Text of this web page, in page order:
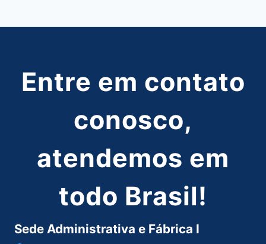
Entre em contato
conosco,
atendemos em
todo Brasil!
Sede Administrativa e Fábrica I